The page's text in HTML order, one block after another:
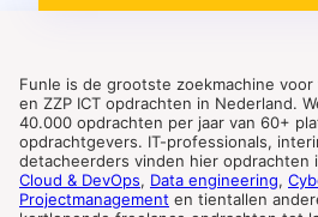
Funle is de grootste zoekmachine
en ZZP ICT opdrachten in Nederland.
40.000 opdrachten per jaar van 60+
opdrachtgevers. IT-professionals,
detacheerders vinden hier opdrachten
Cloud & DevOps, Data engineering,
Projectmanagement en tientallen